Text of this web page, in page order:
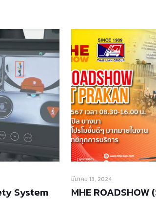
System
มีนาคม 13, 2024
MHE ROADSHOW